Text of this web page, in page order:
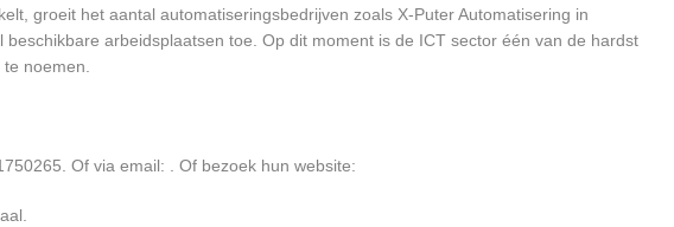
groeit het aantal automatiseringsbedrijven zoals X-Puter Automatisering in
arbeidsplaatsen toe. Op dit moment is de ICT sector één van de hardst
noemen.
Of via email: . Of bezoek hun website: